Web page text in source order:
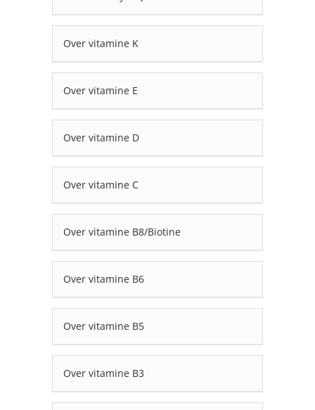
Over vitamine K
Over vitamine E
Over vitamine D
Over vitamine C
Over vitamine B8/Biotine
Over vitamine B6
Over vitamine B5
Over vitamine B3